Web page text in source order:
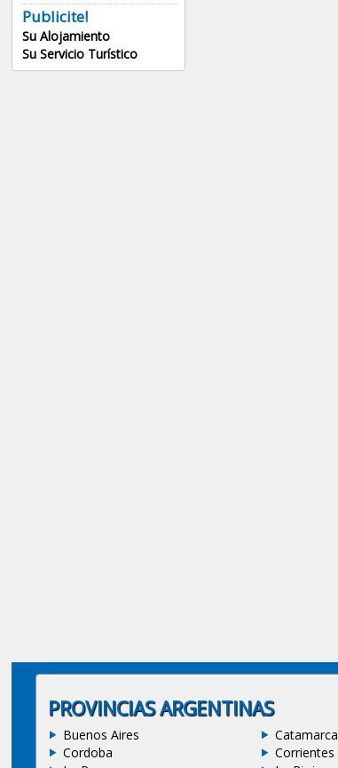
Publicite!
Su Alojamiento
Su Servicio Turístico
PROVINCIAS ARGENTINAS
Buenos Aires Catamarca
Cordoba
Corrientes